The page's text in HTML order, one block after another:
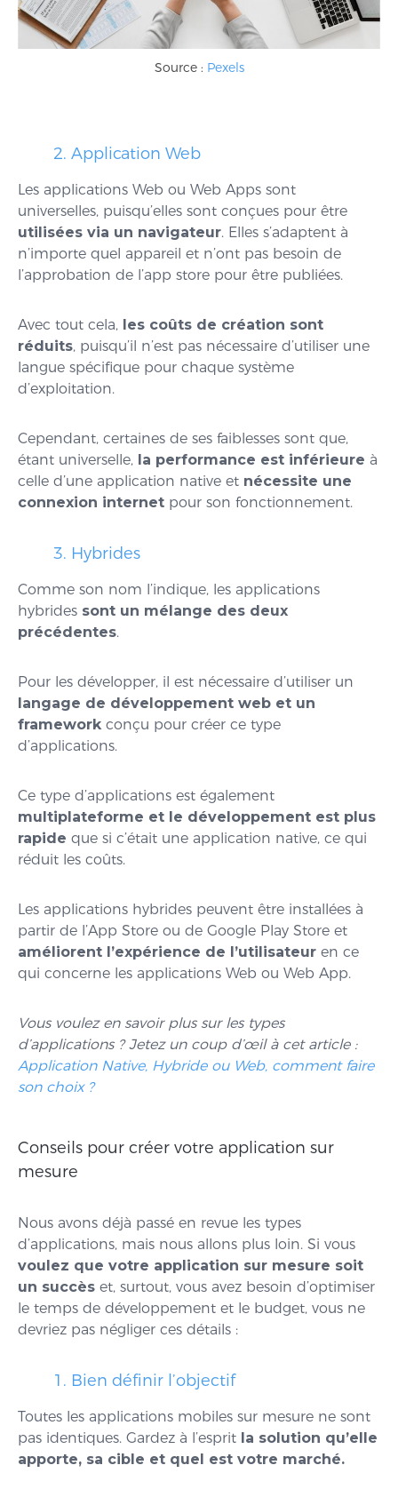
Source : Pexels
2. Application Web
Les applications Web ou Web Apps sont
universelles, puisqu’elles sont conçues pour être
utilisées via un navigateur. Elles s’adaptent à
n’importe quel appareil et n’ont pas besoin de
l’approbation de l’app store pour être publiées.
Avec tout cela, les coûts de création sont
réduits, puisqu’il n’est pas nécessaire d’utiliser une
langue spécifique pour chaque système
d’exploitation.
Cependant, certaines de ses faiblesses sont que,
étant universelle, la performance est inférieure à
celle d’une application native et nécessite une
connexion internet pour son fonctionnement.
3. Hybrides
Comme son nom l’indique, les applications
hybrides sont un mélange des deux
précédentes.
Pour les développer, il est nécessaire d’utiliser un
langage de développement web et un
framework conçu pour créer ce type
d’applications.
Ce type d’applications est également
multiplateforme et le développement est plus
rapide que si c’était une application native, ce qui
réduit les coûts.
Les applications hybrides peuvent être installées à
partir de l’App Store ou de Google Play Store et
améliorent l’expérience de l’utilisateur en ce
qui concerne les applications Web ou Web App.
Vous voulez en savoir plus sur les types
d’applications ? Jetez un coup d’œil à cet article :
Application Native, Hybride ou Web, comment faire
son choix ?
Conseils pour créer votre application sur
mesure
Nous avons déjà passé en revue les types
d’applications, mais nous allons plus loin. Si vous
voulez que votre application sur mesure soit
un succès et, surtout, vous avez besoin d’optimiser
le temps de développement et le budget, vous ne
devriez pas négliger ces détails :
1. Bien définir l’objectif
Toutes les applications mobiles sur mesure ne sont
pas identiques. Gardez à l’esprit la solution qu’elle
apporte, sa cible et quel est votre marché.